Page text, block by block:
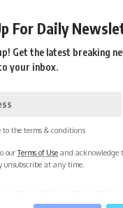
For Daily
Get the latest breaking
your inbox.
to the terms & conditions
ourTerms of Use and acknowledge
unsubscribe at any time.